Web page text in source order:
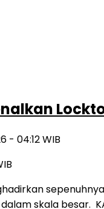
- 04:12 WIB
skala besar.